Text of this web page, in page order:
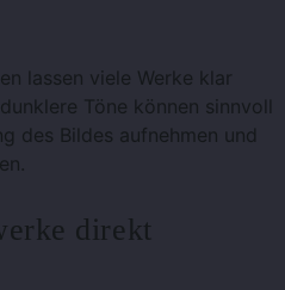
lassen viele Werke klar
Töne können sinnvoll
des Bildes aufnehmen und
direkt